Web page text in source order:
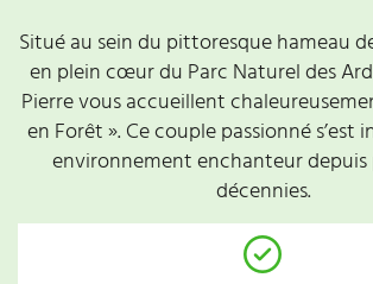
Situé au sein du pittoresque hameau
en plein cœur du Parc Naturel des
Pierre vous accueillent
en Forêt ». Ce couple passionné s’est
environnement enchanteur depuis
décennies.